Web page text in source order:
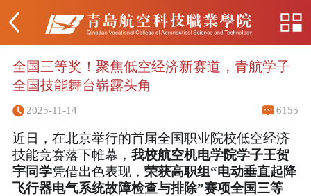
全国三等奖！聚焦低空经济新赛道，青航学子
全国技能舞台崭露头角
2025-11-14 6155
近日，在北京举行的首届全国职业院校低空经济
技能竞赛落下帷幕， 我校航空机电学院学子王贺
宇同学凭借出色表现， 荣获高职组“电动垂直起降
飞行器电气系统故障检查与排除”赛项全国三等